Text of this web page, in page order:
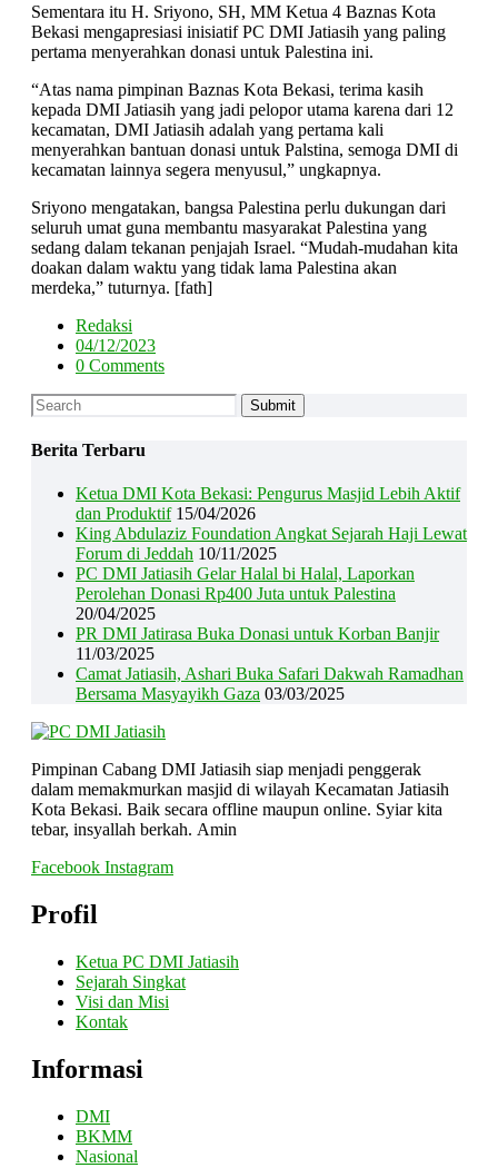
Sementara itu H. Sriyono, SH, MM Ketua 4 Baznas Kota
Bekasi mengapresiasi inisiatif PC DMI Jatiasih yang paling
pertama menyerahkan donasi untuk Palestina ini.
“Atas nama pimpinan Baznas Kota Bekasi, terima kasih
kepada DMI Jatiasih yang jadi pelopor utama karena dari 12
kecamatan, DMI Jatiasih adalah yang pertama kali
menyerahkan bantuan donasi untuk Palstina, semoga DMI di
kecamatan lainnya segera menyusul,” ungkapnya.
Sriyono mengatakan, bangsa Palestina perlu dukungan dari
seluruh umat guna membantu masyarakat Palestina yang
sedang dalam tekanan penjajah Israel. “Mudah-mudahan kita
doakan dalam waktu yang tidak lama Palestina akan
merdeka,” tuturnya. [fath]
Redaksi
04/12/2023
0 Comments
Berita Terbaru
Ketua DMI Kota Bekasi: Pengurus Masjid Lebih Aktif
dan Produktif 15/04/2026
King Abdulaziz Foundation Angkat Sejarah Haji Lewat
Forum di Jeddah 10/11/2025
PC DMI Jatiasih Gelar Halal bi Halal, Laporkan
Perolehan Donasi Rp400 Juta untuk Palestina
20/04/2025
PR DMI Jatirasa Buka Donasi untuk Korban Banjir
11/03/2025
Camat Jatiasih, Ashari Buka Safari Dakwah Ramadhan
Bersama Masyayikh Gaza 03/03/2025
Pimpinan Cabang DMI Jatiasih siap menjadi penggerak
dalam memakmurkan masjid di wilayah Kecamatan Jatiasih
Kota Bekasi. Baik secara offline maupun online. Syiar kita
tebar, insyallah berkah. Amin
Facebook Instagram
Profil
Ketua PC DMI Jatiasih
Sejarah Singkat
Visi dan Misi
Kontak
Informasi
DMI
BKMM
Nasional